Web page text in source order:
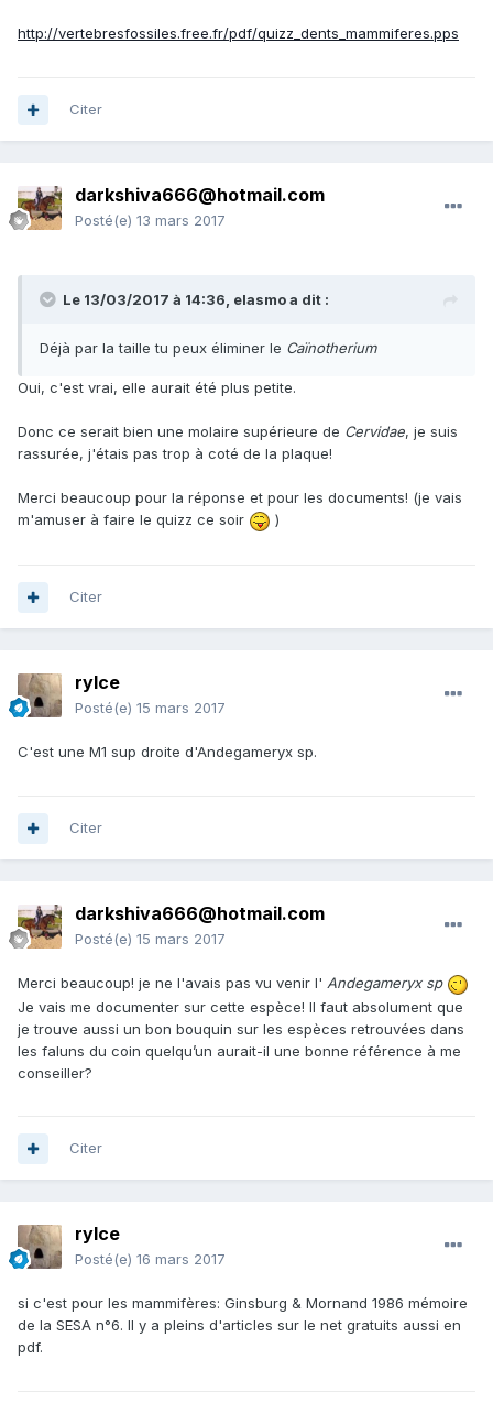
http://vertebresfossiles.free.fr/pdf/quizz_dents_mammiferes.pps
Citer
darkshiva666@hotmail.com
Posté(e) 13 mars 2017
Le 13/03/2017 à 14:36, elasmoa dit :
Déjà par la taille tu peux éliminer le Caïnotherium
Oui, c'est vrai, elle aurait été plus petite.
Donc ce serait bien une molaire supérieure de Cervidae, je suis
rassurée, j'étais pas trop à coté de la plaque!
Merci beaucoup pour la réponse et pour les documents! (je vais
m'amuser à faire le quizz ce soir
)
Citer
rylce
Posté(e) 15 mars 2017
C'est une M1 sup droite d'Andegameryx sp.
Citer
darkshiva666@hotmail.com
Posté(e) 15 mars 2017
Merci beaucoup! je ne l'avais pas vu venir l' Andegameryx sp
Je vais me documenter sur cette espèce! Il faut absolument que
je trouve aussi un bon bouquin sur les espèces retrouvées dans
les faluns du coin quelqu’un aurait-il une bonne référence à me
conseiller?
Citer
rylce
Posté(e) 16 mars 2017
si c'est pour les mammifères: Ginsburg & Mornand 1986 mémoire
de la SESA n°6. Il y a pleins d'articles sur le net gratuits aussi en
pdf.